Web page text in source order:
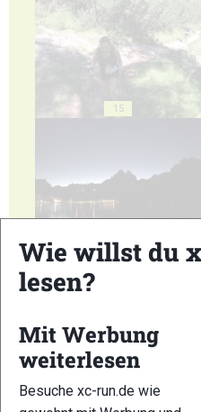
15
19
Wie willst du
lesen?
Mit Werbung
weiterlesen
Besuche xc-run.de wie